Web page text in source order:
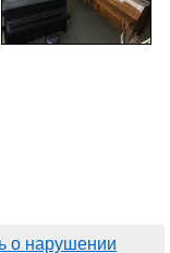
о нарушении